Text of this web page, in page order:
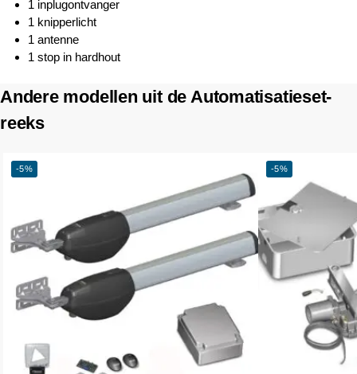
1 inplugontvanger
1 knipperlicht
1 antenne
1 stop in hardhout
Andere modellen uit de Automatisatieset-
reeks
-5% -5%